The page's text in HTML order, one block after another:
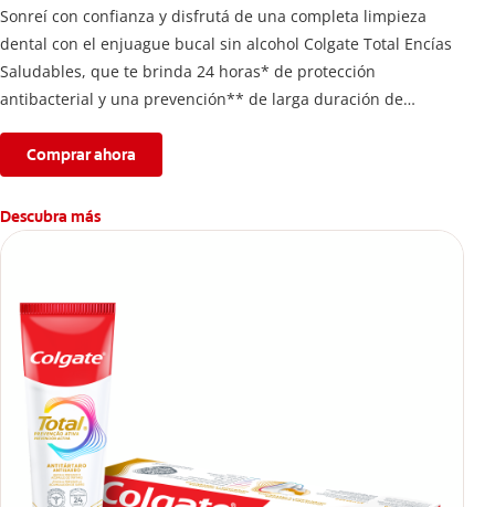
Sonreí con confianza y disfrutá de una completa limpieza
dental con el enjuague bucal sin alcohol Colgate Total Encías
Saludables, que te brinda 24 horas* de protección
antibacterial y una prevención** de larga duración de
Comprar ahora
Descubra más